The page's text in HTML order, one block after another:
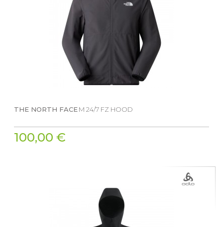
THE NORTH FACEM 24/7 FZ HOOD
100,00 €